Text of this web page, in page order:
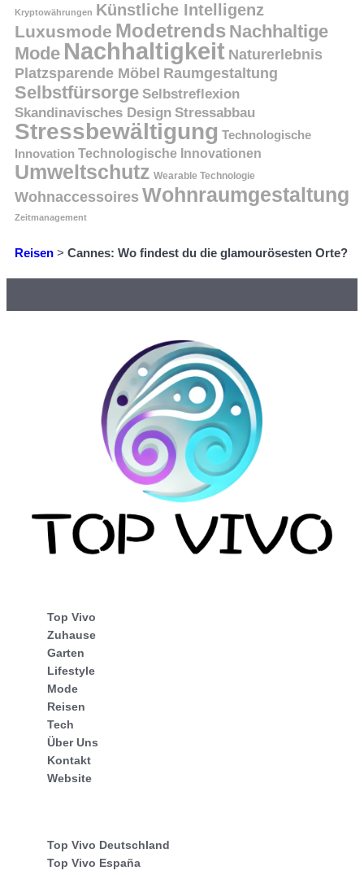
Kryptowährungen Künstliche Intelligenz
Luxusmode Modetrends Nachhaltige
Mode Nachhaltigkeit Naturerlebnis
Platzsparende Möbel Raumgestaltung
Selbstfürsorge Selbstreflexion
Skandinavisches Design Stressabbau
Stressbewältigung Technologische
Innovation Technologische Innovationen
Umweltschutz Wearable Technologie
Wohnaccessoires Wohnraumgestaltung
Zeitmanagement
Reisen > Cannes: Wo findest du die glamourösesten Orte?
Top Vivo
Zuhause
Garten
Lifestyle
Mode
Reisen
Tech
Über Uns
Kontakt
Website
Top Vivo Deutschland
Top Vivo España